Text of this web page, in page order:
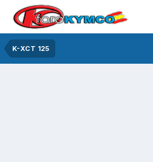
K-XCT 125